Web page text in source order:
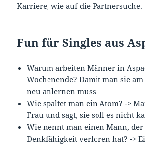
Karriere, wie auf die Partnersuche.
Fun für Singles aus
Warum arbeiten Männer in
Wochenende? Damit man sie
neu anlernen muss.
Wie spaltet man ein Atom? ->
Frau und sagt, sie soll es nicht
Wie nennt man einen Mann, der
Denkfähigkeit verloren hat? ->